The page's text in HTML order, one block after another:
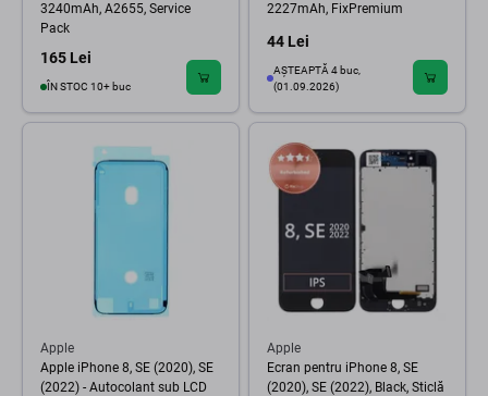
3240mAh, A2655, Service
Pack
165 Lei
ÎN STOC 10+ buc
2227mAh, FixPremium
44 Lei
AȘTEAPTĂ 4 buc,
(01.09.2026)
Apple
Apple iPhone 8, SE (2020), SE
(2022) - Autocolant sub LCD
Apple
Ecran pentru iPhone 8, SE
(2020), SE (2022), Black, Sticlă